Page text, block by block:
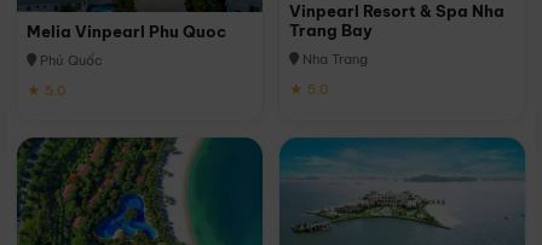
Melia Vinpearl Phu Quoc
Phú Quốc
★ 5.0
Vinpearl Resort & Spa Nha
Trang Bay
Nha Trang
★ 5.0